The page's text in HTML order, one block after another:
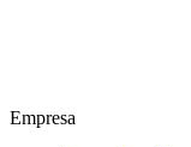
Empresa